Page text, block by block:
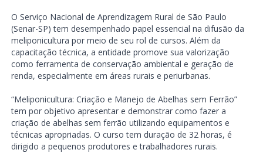
O Serviço Nacional de Aprendizagem Rural de São Paulo
(Senar-SP) tem desempenhado papel essencial na difusão da
meliponicultura por meio de seu rol de cursos. Além da
capacitação técnica, a entidade promove sua valorização
como ferramenta de conservação ambiental e geração de
renda, especialmente em áreas rurais e periurbanas.
“Meliponicultura: Criação e Manejo de Abelhas sem Ferrão”
tem por objetivo apresentar e demonstrar como fazer a
criação de abelhas sem ferrão utilizando equipamentos e
técnicas apropriadas. O curso tem duração de 32 horas, é
dirigido a pequenos produtores e trabalhadores rurais.